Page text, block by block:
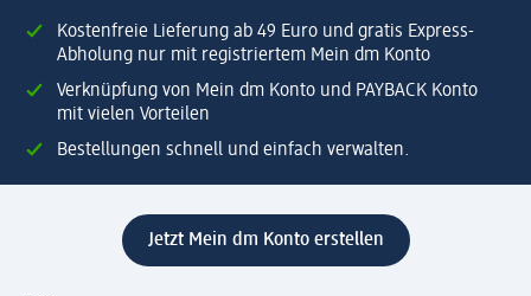
Kostenfreie Lieferung ab 49 Euro und gratis Express-
Abholung nur mit registriertem Mein dm Konto
Verknüpfung von Mein dm Konto und PAYBACK Konto
mit vielen Vorteilen
Bestellungen schnell und einfach verwalten.
Jetzt Mein dm Konto erstellen